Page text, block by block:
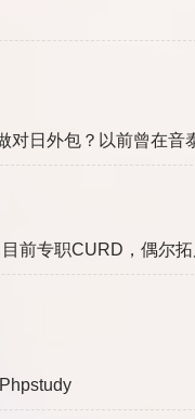
日外包？以前曾在音
前专职CURD，偶尔拓